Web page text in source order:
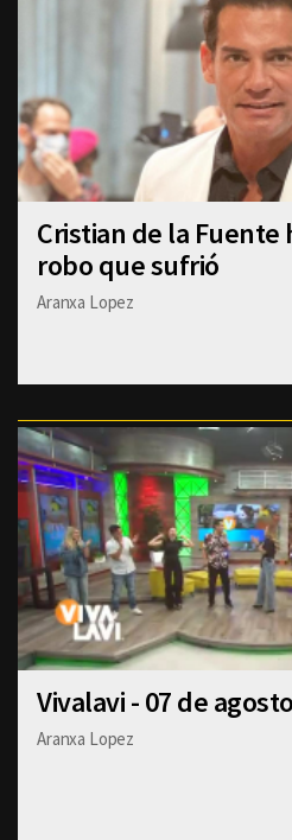
Cristian de la
robo que sufrió
Aranxa Lopez
Vivalavi - 07 de
Aranxa Lopez